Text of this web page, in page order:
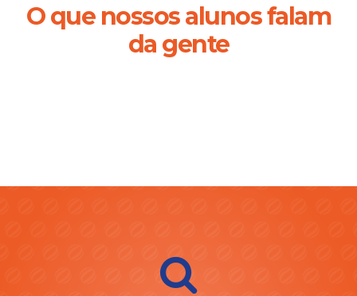
O que nossos alunos falam
da gente